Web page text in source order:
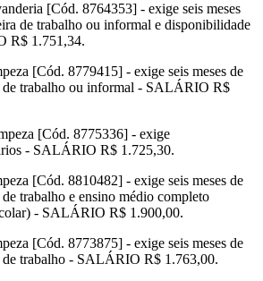
[Cód. 8764353] - exige seis meses
de trabalho ou informal e disponibilidade
R$ 1.751,34.
[Cód. 8779415] - exige seis meses de
de trabalho ou informal - SALÁRIO R$
[Cód. 8775336] - exige
- SALÁRIO R$ 1.725,30.
[Cód. 8810482] - exige seis meses de
trabalho e ensino médio completo
- SALÁRIO R$ 1.900,00.
[Cód. 8773875] - exige seis meses de
de trabalho - SALÁRIO R$ 1.763,00.